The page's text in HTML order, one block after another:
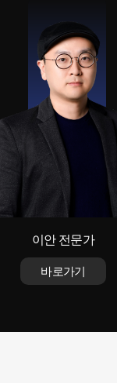
이안 전문가
바로가기